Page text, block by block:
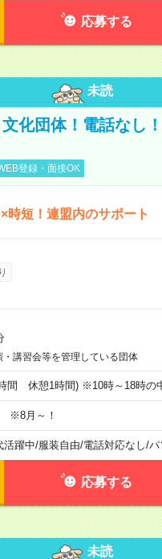
応募する
未読
化団体！電話なし
登録・面接OK
時短！連盟内のサポート
講習会等を管理している団体
間 休憩1時間) ※10時～18時の
※8月～！
活躍中/服装自由/電話対応なし/パ
応募する
未読